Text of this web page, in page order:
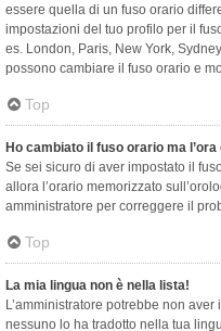
essere quella di un fuso orario
impostazioni del tuo profilo per il
es. London, Paris, New York,
possono cambiare il fuso orario e
Top
Ho cambiato il fuso orario ma
Se sei sicuro di aver impostato il
allora l’orario memorizzato
amministratore per correggere il
Top
La mia lingua non è nella lista!
L’amministratore potrebbe non
nessuno lo ha tradotto nella tua